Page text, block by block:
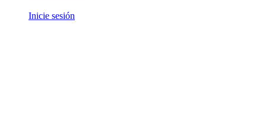
Inicie sesión